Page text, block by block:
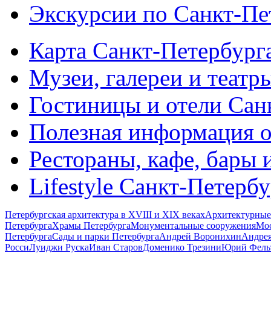
Экскурсии по Санкт-
Карта Санкт-
Музеи, галереи и
Гостиницы и отели
Полезная информация
Рестораны, кафе, бары
Lifestyle Санкт-
Петербургская архитектура в XVIII и XIX веках
ПетербургаХрамы ПетербургаМонументальные сооружения
ПетербургаСады и парки ПетербургаАндрей Воронихин
РоссиЛуиджи РускаИван СтаровДоменико ТрезиниЮрий